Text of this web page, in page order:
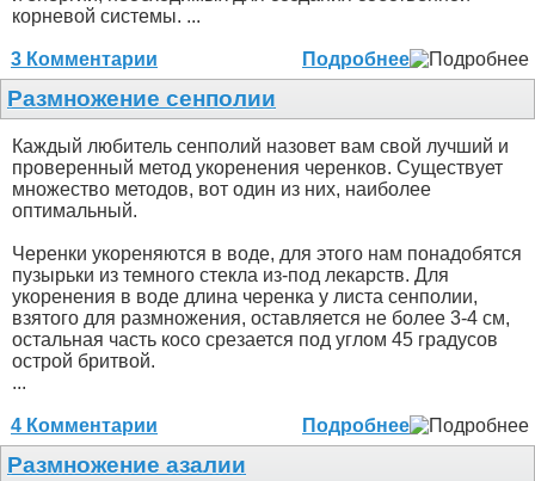
корневой системы. ...
3 Комментарии Подробнее
Размножение сенполии
Каждый любитель сенполий назовет вам свой лучший и
проверенный метод укоренения черенков. Существует
множество методов, вот один из них, наиболее
оптимальный.
Черенки укореняются в воде, для этого нам понадобятся
пузырьки из темного стекла из-под лекарств. Для
укоренения в воде длина черенка у листа сенполии,
взятого для размножения, оставляется не более 3-4 см,
остальная часть косо срезается под углом 45 градусов
острой бритвой.
...
4 Комментарии Подробнее
Размножение азалии